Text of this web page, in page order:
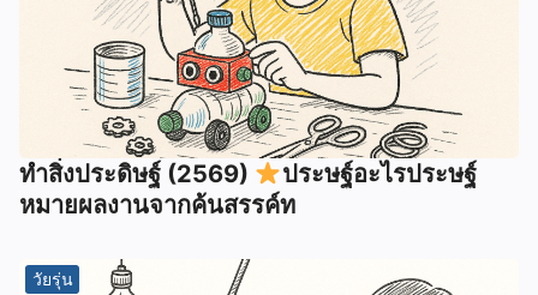
ทำสิ่งประดิษฐ์ (2569)
ประษฐ์อะไรประษฐ์
หมายผลงานจากค้นสรรค์ท
วัยรุ่น